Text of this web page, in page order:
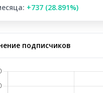
+737 (28.891%)
подписчиков